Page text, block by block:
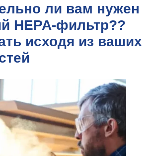
ли вам нужен
HEPA-фильтр??
исходя из ваших